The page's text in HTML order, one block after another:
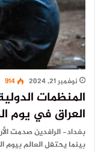
نوفمبر 21, 2024
914
المنظمات
العراق في يوم
بغداد- الرافدين صدمت
بينما يحتفل العالم